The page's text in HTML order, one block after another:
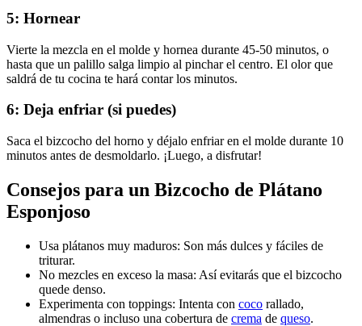
5: Hornear
Vierte la mezcla en el molde y hornea durante 45-50 minutos, o
hasta que un palillo salga limpio al pinchar el centro. El olor que
saldrá de tu cocina te hará contar los minutos.
6: Deja enfriar (si puedes)
Saca el bizcocho del horno y déjalo enfriar en el molde durante 10
minutos antes de desmoldarlo. ¡Luego, a disfrutar!
Consejos para un Bizcocho de Plátano
Esponjoso
Usa plátanos muy maduros: Son más dulces y fáciles de
triturar.
No mezcles en exceso la masa: Así evitarás que el bizcocho
quede denso.
Experimenta con toppings: Intenta con coco rallado,
almendras o incluso una cobertura de crema de queso.